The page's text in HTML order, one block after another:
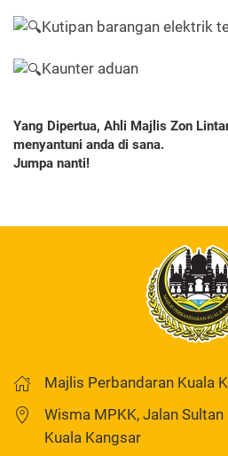
Kutipan barangan elektrik
Kaunter aduan
Yang Dipertua, Ahli Majlis Zon
menyantuni anda di sana.
Jumpa nanti!
Majlis Perbandaran Kuala
Wisma MPKK, Jalan
Kuala Kangsar